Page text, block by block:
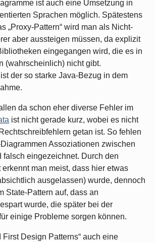
ist auch eine Umsetzung in
Sprachen möglich. Spätestens
„Proxy-Pattern“ wird man als Nicht-
aber aussteigen müssen, da explizit
eingegangen wird, die es in
(wahrscheinlich) nicht gibt.
der so starke Java-Bezug in dem
da schon eher diverse Fehler im
ist nicht gerade kurz, wobei es nicht
getan ist. So fehlen
Assoziationen zwischen
falsch eingezeichnet. Durch den
erkennt man meist, dass hier etwas
ausgelassen) wurde, dennoch
State-Pattern auf, dass an
wurde, die später bei der
einige Probleme sorgen können.
First Design Patterns“ auch eine